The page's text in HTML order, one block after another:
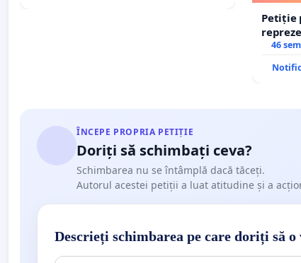
Petiție
46
ÎNCEPE PROPRIA PETIȚIE
Doriți să schimbați ceva?
Schimbarea nu se întâmplă dacă tăceți.
Autorul acestei petiții a luat atitudine și a
Descrieți schimbarea pe care doriți să o